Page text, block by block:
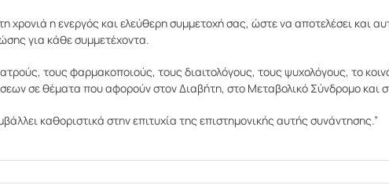
χρονιά η ενεργός και ελεύθερη συμμετοχή σας, ώστε να αποτελέσει και
για κάθε συμμετέχοντα.
τους φαρμακοποιούς, τους διαιτολόγους, τους ψυχολόγους, το
σε θέματα που αφορούν στον Διαβήτη, στο Μεταβολικό Σύνδρομο και
καθοριστικά στην επιτυχία της επιστημονικής αυτής συνάντησης.”